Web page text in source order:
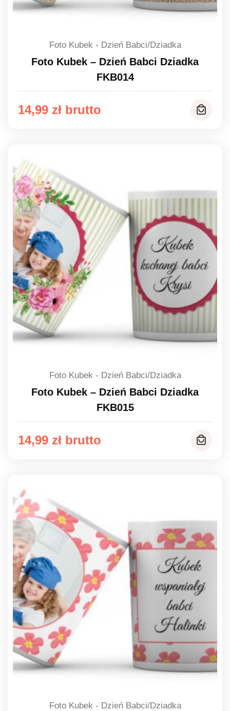
Foto Kubek - Dzień Babci/Dziadka
Foto Kubek – Dzień Babci Dziadka
FKB014
14,99 zł
Foto Kubek - Dzień Babci/Dziadka
Foto Kubek – Dzień Babci Dziadka
FKB015
14,99 zł
Foto Kubek - Dzień Babci/Dziadka